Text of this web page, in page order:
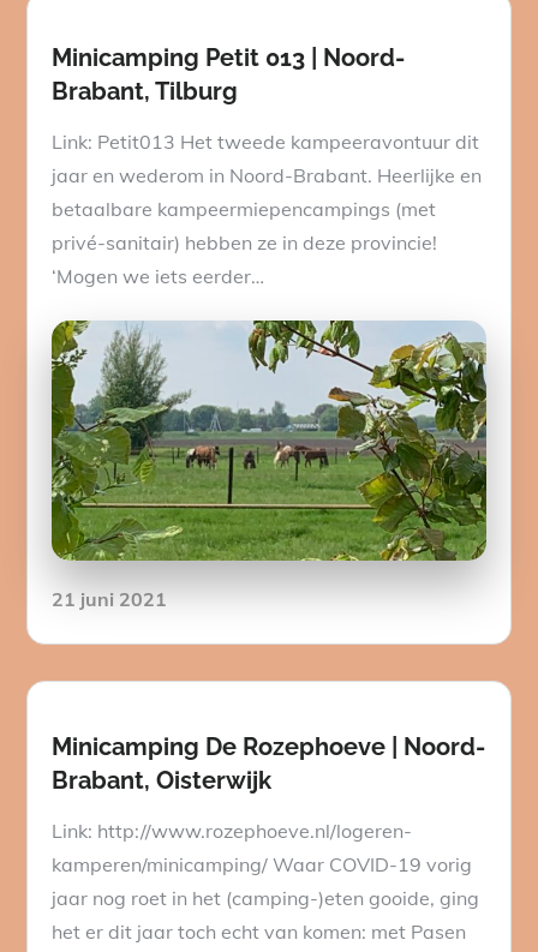
Minicamping Petit 013 | Noord-
Brabant, Tilburg
Link: Petit013 Het tweede kampeeravontuur dit
jaar en wederom in Noord-Brabant. Heerlijke en
betaalbare kampeermiepencampings (met
privé-sanitair) hebben ze in deze provincie!
‘Mogen we iets eerder…
Posted
21 juni 2021
Minicamping De Rozephoeve | Noord-
Brabant, Oisterwijk
Link: http://www.rozephoeve.nl/logeren-
kamperen/minicamping/ Waar COVID-19 vorig
jaar nog roet in het (camping-)eten gooide, ging
het er dit jaar toch echt van komen: met Pasen